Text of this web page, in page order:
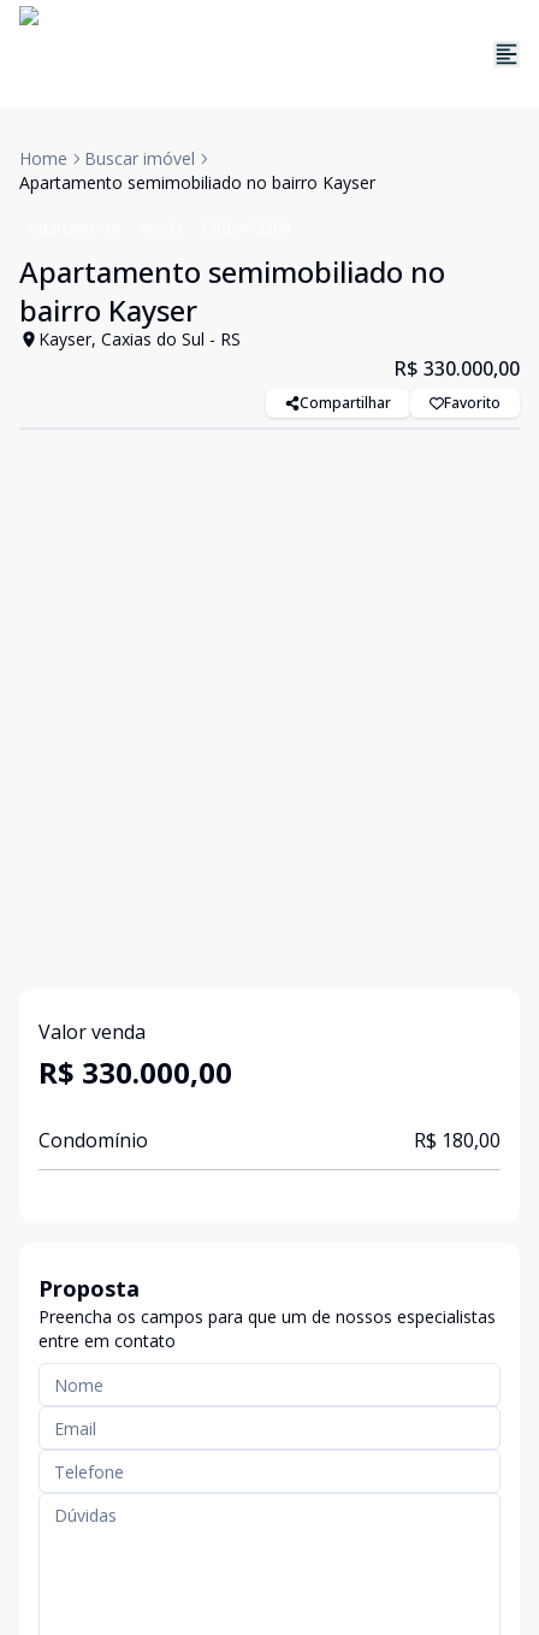
Home
Buscar imóvel
Apartamento semimobiliado no bairro Kayser
Apartamento semimobiliado no
bairro Kayser
Kayser, Caxias do Sul - RS
R$ 330.000,00
Compartilhar Favorito
Valor venda
R$ 330.000,00
Condomínio R$ 180,00
Proposta
Preencha os campos para que um de nossos especialistas
entre em contato